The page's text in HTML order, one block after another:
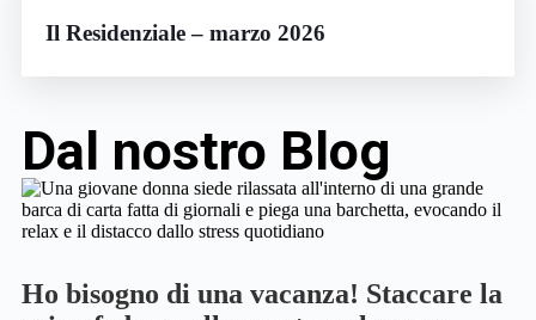
Il Residenziale – marzo 2026
Dal nostro Blog
Ho bisogno di una vacanza! Staccare la